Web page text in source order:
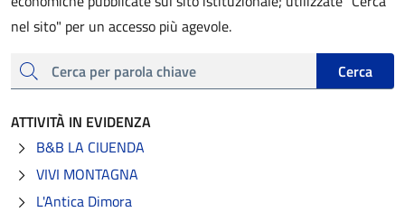
nel sito" per un accesso più agevole.
cerca
Cerca
ATTIVITÀ IN EVIDENZA
B&B LA CIUENDA
VIVI MONTAGNA
L'Antica Dimora